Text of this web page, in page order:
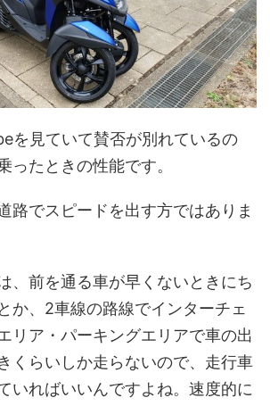
を見ていて賛否が別れているの
ったときの性能です。
路でスピードを出す方ではありま
、前を通る車が早くないときにち
か、2車線の路線でインターチェ
リア・パーキングエリアで車の出
くらいしか走らないので、走行車
いればいいんですよね。速度的に